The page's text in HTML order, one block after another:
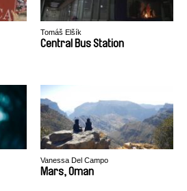
Tomáš Elšík
Central Bus Station
Vanessa Del Campo
Mars, Oman